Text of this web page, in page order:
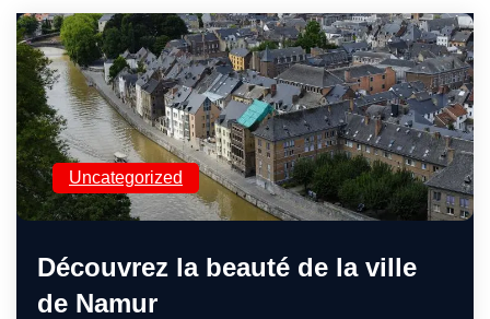
Uncategorized
Découvrez la beauté de la ville
de Namur